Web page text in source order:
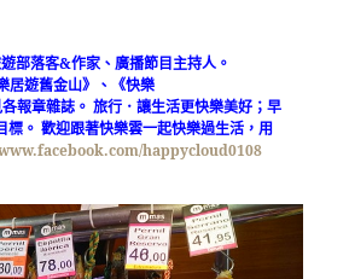
部落客&作家、廣播節目主持人。
居遊舊金山》、《快樂
報章雜誌。 旅行．讓生活更快樂美好；早
標。 歡迎跟著快樂雲一起快樂過生活，用
happycloud0108